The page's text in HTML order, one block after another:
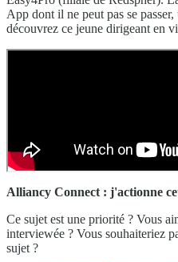
App dont il ne peut pas se
découvrez ce jeune dirigeant en
Alliancy Connect : j'actionne
Ce sujet est une priorité ? Vous
interviewée ? Vous souhaiteriez
sujet ?